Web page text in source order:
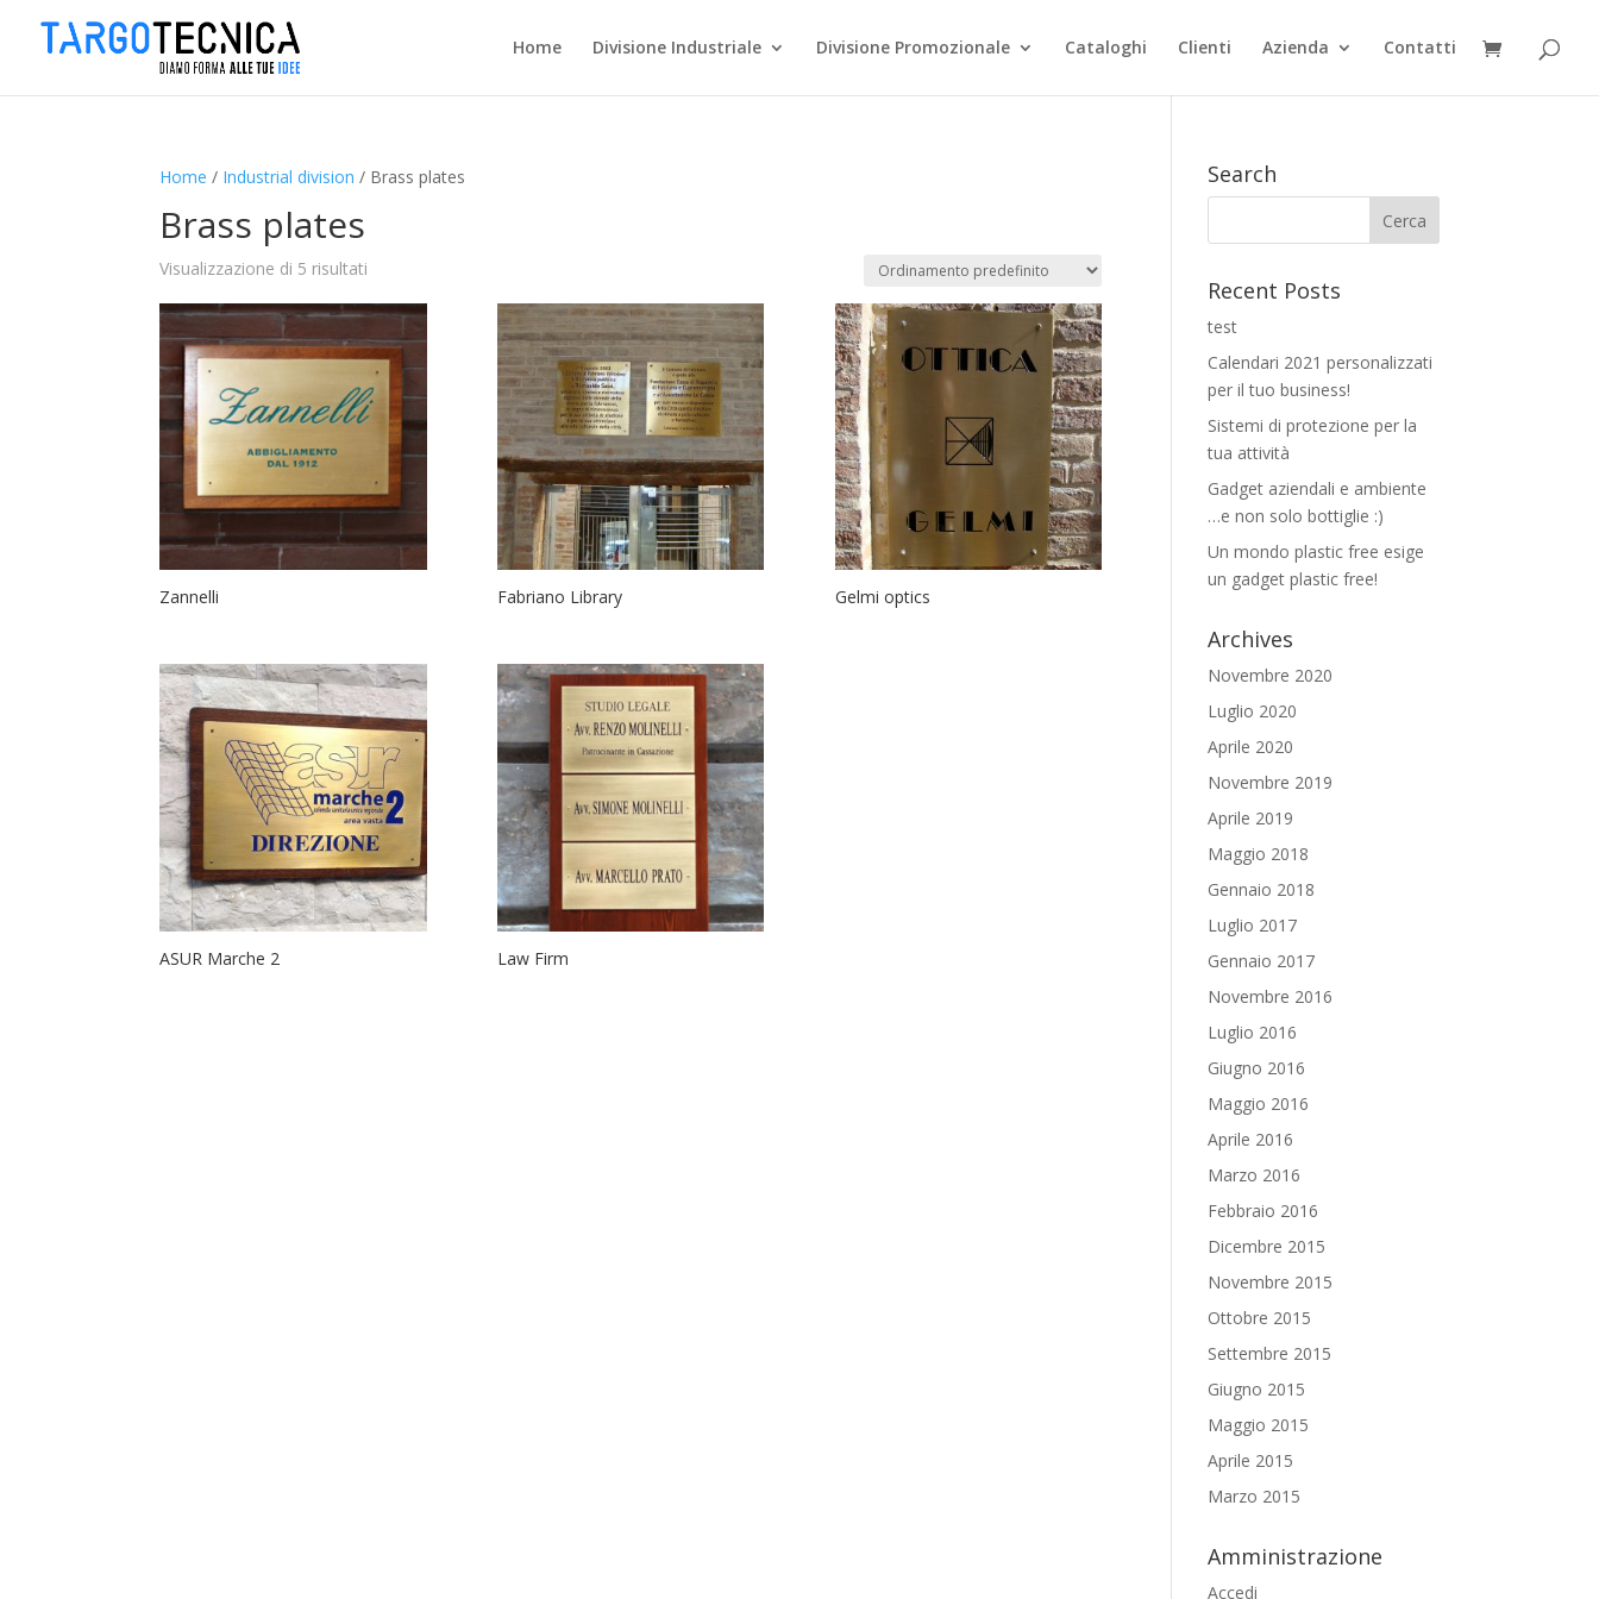
Home Divisione Industriale Divisione Promozionale Cataloghi Clienti Azienda Contatti
Home / Industrial division / Brass plates
Brass plates
Visualizzazione di 5 risultati
Zannelli Fabriano Library Gelmi optics
ASUR Marche 2 Law Firm
Search
Recent Posts
test
Calendari 2021 personalizzati
per il tuo business!
Sistemi di protezione per la
tua attività
Gadget aziendali e ambiente
…e non solo bottiglie :)
Un mondo plastic free esige
un gadget plastic free!
Archives
Novembre 2020
Luglio 2020
Aprile 2020
Novembre 2019
Aprile 2019
Maggio 2018
Gennaio 2018
Luglio 2017
Gennaio 2017
Novembre 2016
Luglio 2016
Giugno 2016
Maggio 2016
Aprile 2016
Marzo 2016
Febbraio 2016
Dicembre 2015
Novembre 2015
Ottobre 2015
Settembre 2015
Giugno 2015
Maggio 2015
Aprile 2015
Marzo 2015
Amministrazione
Accedi